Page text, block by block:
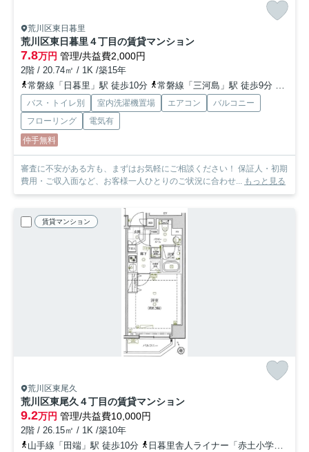
荒川区東日暮里
荒川区東日暮里４丁目の賃貸マンション
7.8万円 管理/共益費2,000円
2階 / 20.74㎡ / 1K /築15年
常磐線「日暮里」駅 徒歩10分
常磐線「三河島」駅 徒歩9分 京浜
バス・トイレ別 室内洗濯機置場 エアコン
バルコニー
フローリング
電気有
仲手無料
審査に不安がある方も、まずはお気軽にご相談ください！ 保証人・初期
費用・ご収入面など、お客様一人ひとりのご状況に合わせ... もっと見る
賃貸マンション
荒川区東尾久
荒川区東尾久４丁目の賃貸マンション
9.2万円 管理/共益費10,000円
2階 / 26.15㎡ / 1K /築10年
山手線「田端」駅 徒歩10分
日暮里舎人ライナー「赤土小学校前」駅 徒歩5分